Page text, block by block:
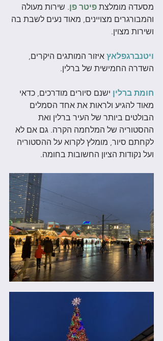
מסעדה מומלצת פיטר פן. שירות מעולה
והמבורגרים מצויינים, מאוד נעים לשבת בה
ושירות מצוין.
ויטנברגפלאץ איזור המותגים היקרים,
השדרה החמישית של ברלין.
חומת ברלין ישנם סיורים מודרכים, כדאי
מאוד להגיע ולראות את אחד הסמלים
הבולטים ביותר של העיר ברלין ואת
ההסטוריה של המלחמה הקרה. גם אם לא
לקחתם סיור, מומלץ לקרוא על ההסטוריה
ועל נקודות הציון החשובות בחומה.